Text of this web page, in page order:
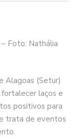
Foto: Nathália
Alagoas (Setur)
laços e
positivos para
trata de eventos